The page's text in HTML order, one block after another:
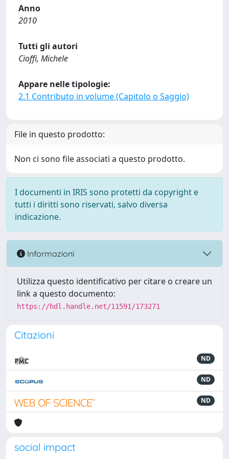
Anno
2010
Tutti gli autori
Cioffi, Michele
Appare nelle tipologie:
2.1 Contributo in volume (Capitolo o Saggio)
File in questo prodotto:
Non ci sono file associati a questo prodotto.
I documenti in IRIS sono protetti da copyright e
tutti i diritti sono riservati, salvo diversa
indicazione.
Informazioni
Utilizza questo identificativo per citare o creare un
link a questo documento:
https://hdl.handle.net/11591/173271
Citazioni
ND
ND
ND
social impact